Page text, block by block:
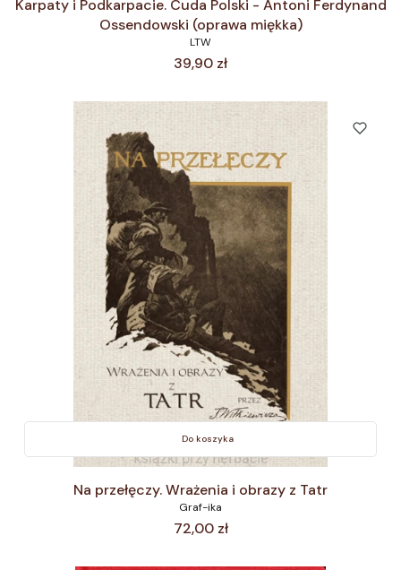
Karpaty i Podkarpacie. Cuda Polski - Antoni Ferdynand
Ossendowski (oprawa miękka)
LTW
Cena
39,90 zł
Do koszyka
Na przełęczy. Wrażenia i obrazy z Tatr
Graf-ika
Cena
72,00 zł